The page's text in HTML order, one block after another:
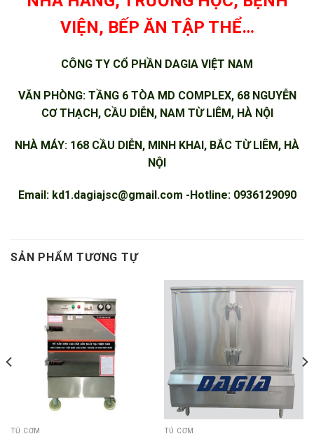
VIỆN, BẾP ĂN TẬP THỂ…
CÔNG TY CỔ PHẦN DAGIA VIỆT NAM
VĂN PHÒNG: TẦNG 6 TÒA MD COMPLEX, 68 NGUYỄN
CƠ THẠCH, CẦU DIỄN, NAM TỪ LIÊM, HÀ NỘI
NHÀ MÁY: 168 CẦU DIỄN, MINH KHAI, BẮC TỪ LIÊM, HÀ
NỘI
Email: kd1.dagiajsc@gmail.com -Hotline: 0936129090
SẢN PHẨM TƯƠNG TỰ
TỦ CƠM TỦ CƠM